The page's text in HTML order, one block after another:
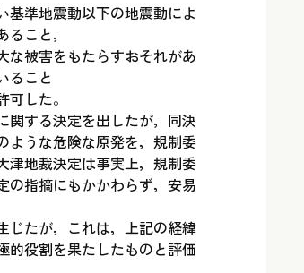
準地震動以下の地震動によ
こと，
被害をもたらすおそれがあ
ること
した。
関する決定を出したが，同決
ような危険な原発を，規制委
津地裁決定は事実上，規制委
の指摘にもかかわらず，安易
じたが，これは，上記の経緯
的役割を果たしたものと評価